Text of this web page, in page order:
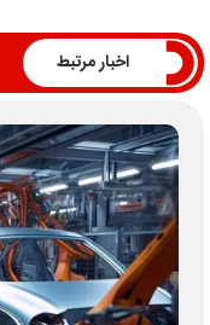
اخبار مرتبط